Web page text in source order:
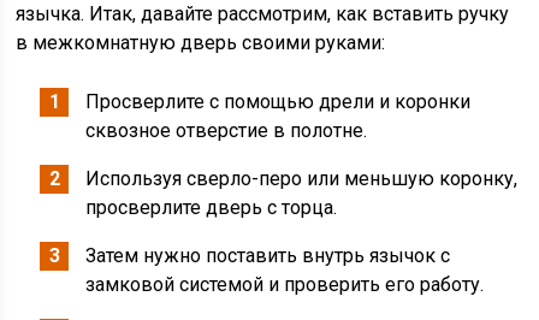
язычка. Итак, давайте рассмотрим, как вставить ручку
в межкомнатную дверь своими руками:
Просверлите с помощью дрели и коронки
сквозное отверстие в полотне.
Используя сверло-перо или меньшую коронку,
просверлите дверь с торца.
Затем нужно поставить внутрь язычок с
замковой системой и проверить его работу.